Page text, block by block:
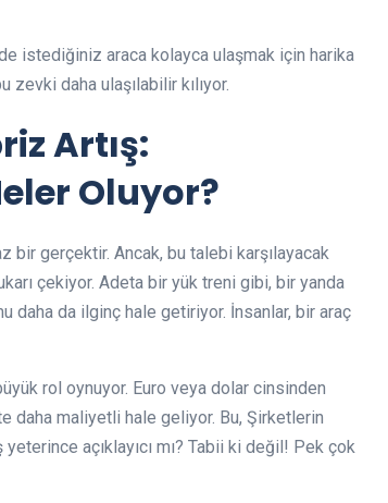
istediğiniz araca kolayca ulaşmak için harika
daha ulaşılabilir kılıyor.
Artış:
Oluyor?
bir gerçektir. Ancak, bu talebi karşılayacak
çekiyor. Adeta bir yük treni gibi, bir yanda
daha da ilginç hale getiriyor. İnsanlar, bir araç
rol oynuyor. Euro veya dolar cinsinden
daha maliyetli hale geliyor. Bu, Şirketlerin
açıklayıcı mı? Tabii ki değil! Pek çok